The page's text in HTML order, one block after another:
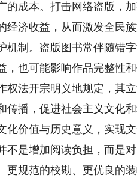
的成本。打击网络盗版，
经济收益，从而激发全民
机制。盗版图书常伴随错
，也可能影响作品完整性
权法开宗明义地规定，其
传播，促进社会主义文化
价值与历史意义，实现
是增加阅读负担，而是对
更规范的校勘、更优良的